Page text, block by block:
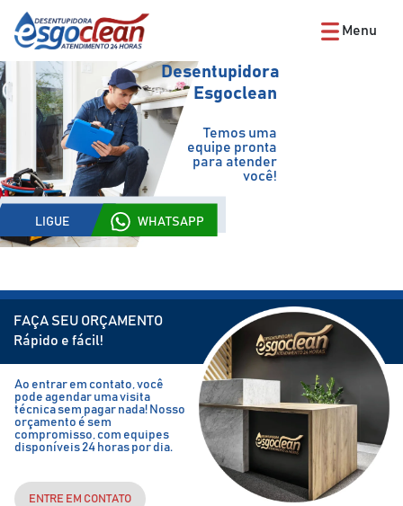
Menu
Desentupidora
Esgoclean
Temos uma
equipe pronta
para atender
você!
LIGUE WHATSAPP
FAÇA SEU ORÇAMENTO
Rápido e fácil!
Ao entrar em contato, você
pode agendar uma visita
técnica sem pagar nada! Nosso
orçamento é sem
compromisso, com equipes
disponíveis 24 horas por dia.
ENTRE EM CONTATO